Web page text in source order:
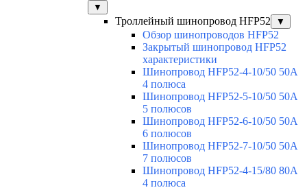
▼
Троллейный шинопровод HFP52 ▼
Обзор шинопроводов HFP52
Закрытый шинопровод HFP52
характеристики
Шинопровод HFP52-4-10/50 50A
4 полюса
Шинопровод HFP52-5-10/50 50А
5 полюсов
Шинопровод HFP52-6-10/50 50А
6 полюсов
Шинопровод HFP52-7-10/50 50А
7 полюсов
Шинопровод HFP52-4-15/80 80A
4 полюса